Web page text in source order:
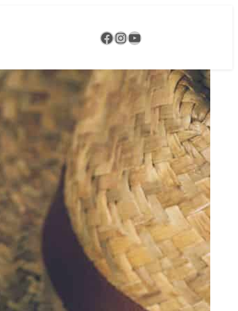
Nuestro Facebook
Instagram
Nuestro canal de YouTube